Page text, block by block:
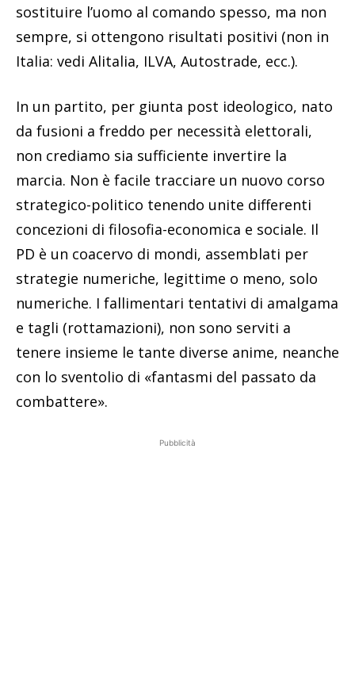
sostituire l’uomo al comando spesso, ma non
sempre, si ottengono risultati positivi (non in
Italia: vedi Alitalia, ILVA, Autostrade, ecc.).
In un partito, per giunta post ideologico, nato
da fusioni a freddo per necessità elettorali,
non crediamo sia sufficiente invertire la
marcia. Non è facile tracciare un nuovo corso
strategico-politico tenendo unite differenti
concezioni di filosofia-economica e sociale. Il
PD è un coacervo di mondi, assemblati per
strategie numeriche, legittime o meno, solo
numeriche. I fallimentari tentativi di amalgama
e tagli (rottamazioni), non sono serviti a
tenere insieme le tante diverse anime, neanche
con lo sventolio di «fantasmi del passato da
combattere».
Pubblicità